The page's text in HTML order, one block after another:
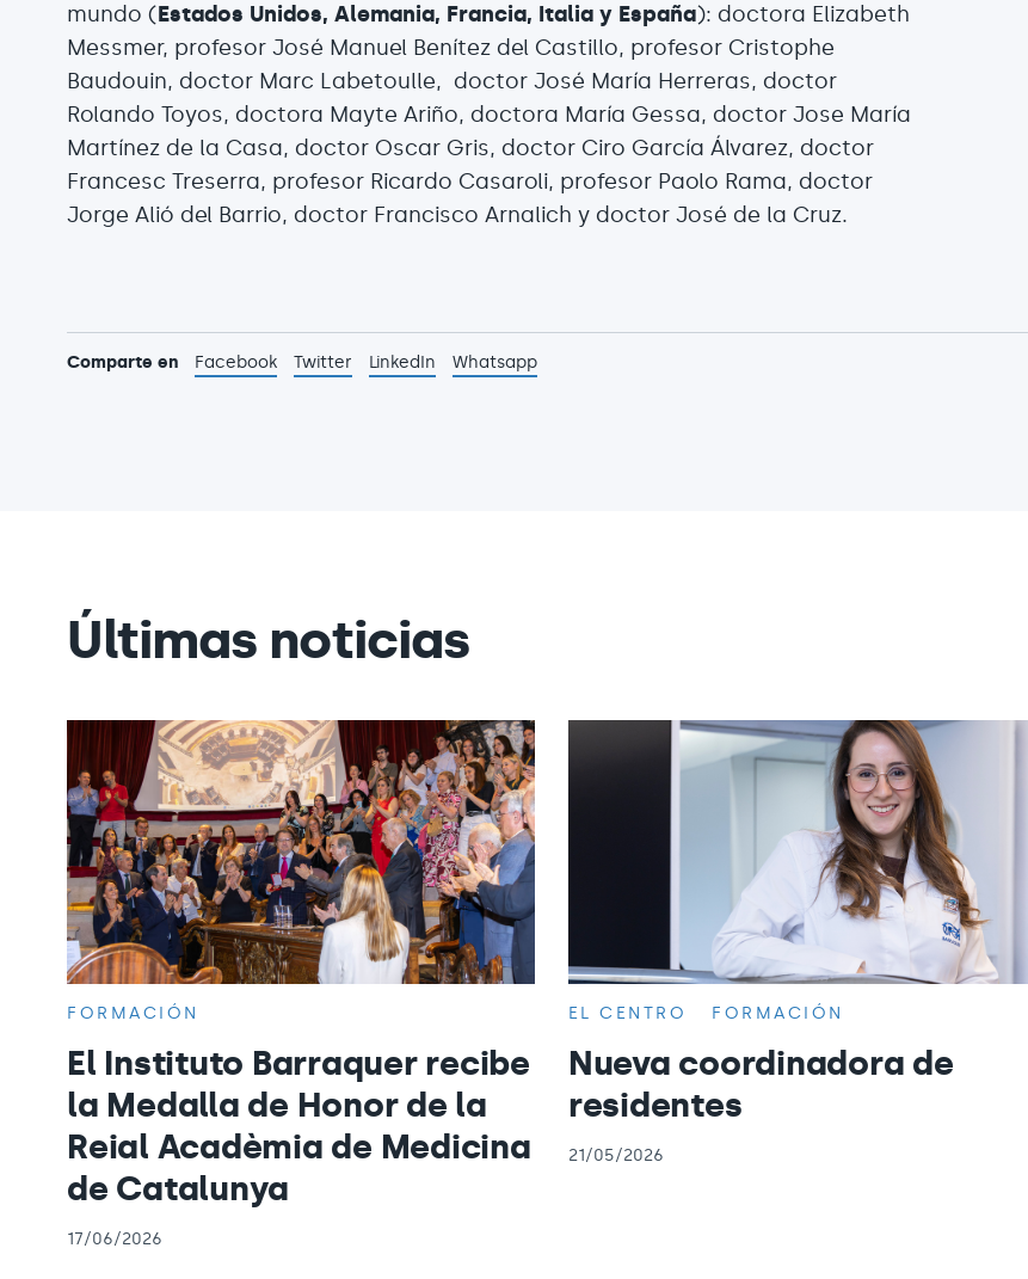
mundo (Estados Unidos, Alemania, Francia, Italia y España): doctora Elizabeth
Messmer, profesor José Manuel Benítez del Castillo, profesor Cristophe
Baudouin, doctor Marc Labetoulle, doctor José María Herreras, doctor
Rolando Toyos, doctora Mayte Ariño, doctora María Gessa, doctor Jose María
Martínez de la Casa, doctor Oscar Gris, doctor Ciro García Álvarez, doctor
Francesc Treserra, profesor Ricardo Casaroli, profesor Paolo Rama, doctor
Jorge Alió del Barrio, doctor Francisco Arnalich y doctor José de la Cruz.
Comparte en Facebook Twitter LinkedIn Whatsapp
Últimas noticias
FORMACIÓN
El Instituto Barraquer recibe
la Medalla de Honor de la
Reial Acadèmia de Medicina
de Catalunya
17/06/2026
EL CENTRO FORMACIÓN
Nueva coordinadora de
residentes
21/05/2026